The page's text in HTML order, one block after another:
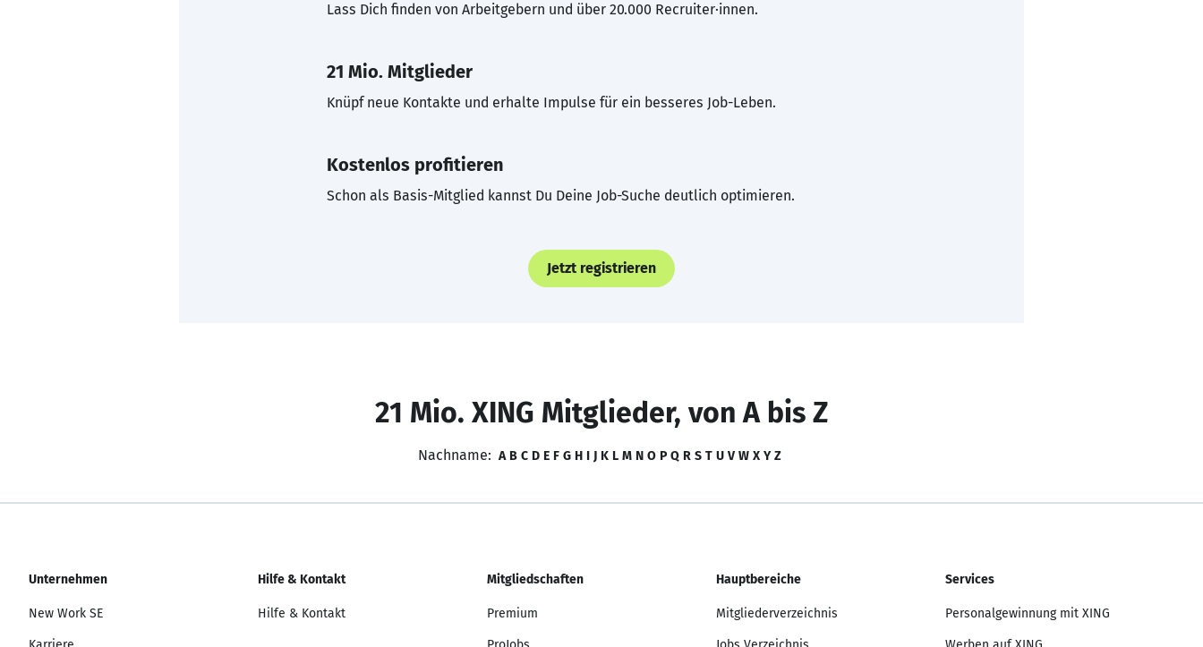
Lass Dich finden von Arbeitgebern und über 20.000 Recruiter·innen.
21 Mio. Mitglieder
Knüpf neue Kontakte und erhalte Impulse für ein besseres Job-Leben.
Kostenlos profitieren
Schon als Basis-Mitglied kannst Du Deine Job-Suche deutlich optimieren.
Jetzt registrieren
21 Mio. XING Mitglieder, von A bis Z
Nachname: A B C D E F G H I J K L M N O P Q R S T U V W X Y Z
Unternehmen
New Work SE
Hilfe & Kontakt
Hilfe & Kontakt
Mitgliedschaften
Premium
Hauptbereiche
Mitgliederverzeichnis
Services
Personalgewinnung mit XING